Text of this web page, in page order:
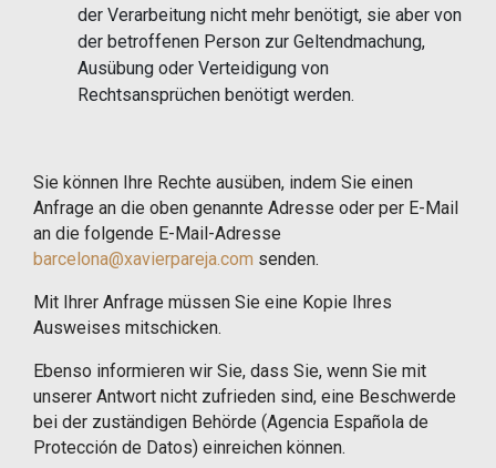
der Verarbeitung nicht mehr benötigt, sie aber von
der betroffenen Person zur Geltendmachung,
Ausübung oder Verteidigung von
Rechtsansprüchen benötigt werden.
Sie können Ihre Rechte ausüben, indem Sie einen
Anfrage an die oben genannte Adresse oder per E-Mail
an die folgende E-Mail-Adresse
barcelona@xavierpareja.com senden.
Mit Ihrer Anfrage müssen Sie eine Kopie Ihres
Ausweises mitschicken.
Ebenso informieren wir Sie, dass Sie, wenn Sie mit
unserer Antwort nicht zufrieden sind, eine Beschwerde
bei der zuständigen Behörde (Agencia Española de
Protección de Datos) einreichen können.